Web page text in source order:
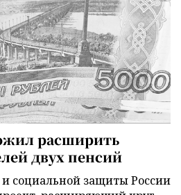
расширить
двух пенсий
социальной защиты России